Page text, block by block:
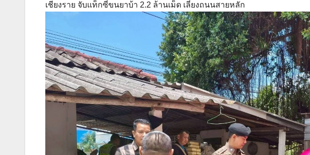
เชียงราย จับแท็กซี่ขนยาบ้า 2.2 ล้านเม็ด เลี่ยงถนนสายหลัก